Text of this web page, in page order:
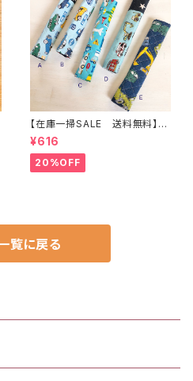
【在庫一掃SALE 送料無料】も
こもこ水筒肩ひもカバー【はたら
く】 ★KS.10111314151617181
9 車 男の子 飛行機 くる
ま ｜通園通学用のかわいい巾
¥616
20%OFF
覧に戻る